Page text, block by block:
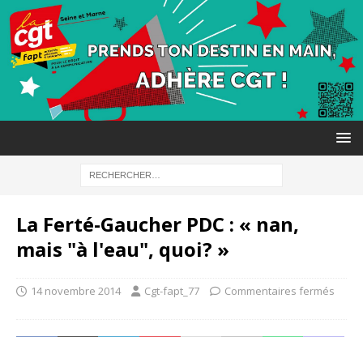
La Ferté-Gaucher PDC : « nan,
mais "à l'eau", quoi? »
14 novembre 2014 Cgt-fapt_77 Commentaires fermés